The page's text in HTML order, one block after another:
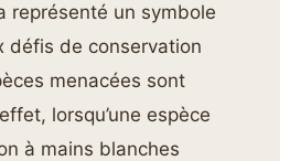
représenté un symbole
défis de conservation
menacées sont
lorsqu’une espèce
à mains blanches